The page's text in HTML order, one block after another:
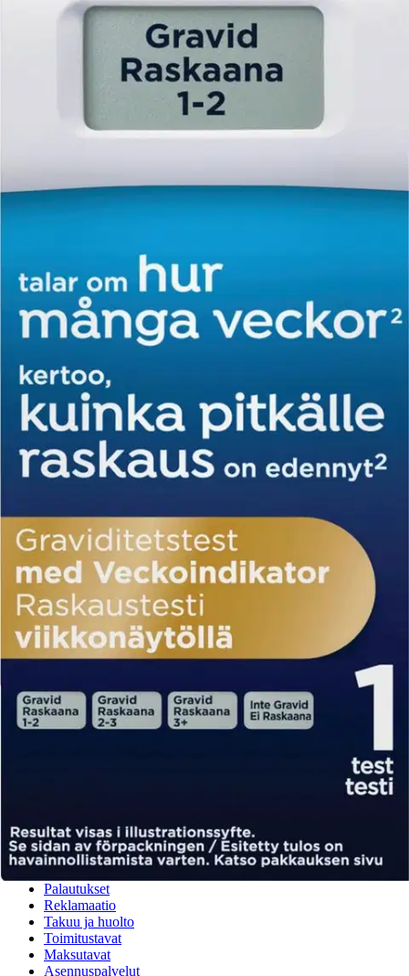
kaikkien Clearblue -raskaustestien TARKKUUS ON YLI 99 %
raskauden havaitsemisessa heti kuukautisten oletetusta
alkamispäivästä alkaen, jotta saat selkeän ja tarkan tuloksen, kun sitä
eniten tarvitset. VIIKKONÄYTTÖ: Digitaalinen Clearblue-
raskaustesti viikkonäytöllä määrittää raskauden keston YHTÄ
TARKASTI KUIN ULTRAÄÄNITUTKIMUS*: viikot
hedelmöittymisestä näkyvät näytössä muodossa 1–2, 2–3 tai 3+
(tulos pysyy näytössä noin 24 tuntia).TULOKSET ENNEN
RASKAUSHORMONIN MATALAT TASOT ja antaa tulokset 4
SELKEÄT TULOKSET. HELPPO KÄYTTÄÄ: tässä
raskaustestissä on tukeva kädensija ja leveä kärki. VARHAINEN
TULOS: varhaisen tuloksen raskaustestin voit tehdä 5 PÄIVÄÄ
ENNEN KUIN KUUKAUTISESI OVAT JÄÄNEET VÄLIIN* (4
päivää ennen kuukautisten oletettua alkamispäivää). NRO 1
MAAILMALLA: Clearblue on maailman myydyin tuotemerkki*,
Näytä lisää tuotekuvausta
Lisätietoja
Ominaisuudet
Oletko tyytyväinen tuotetietoihin?
Ovatko tuotetiedot riittävät? Jos tuotetiedoissa on puutteita tai niitä
voisi muuten parantaa, anna palautetta.
Anna palautetta,Avautuu uuteen välilehteen
Ohjeet
Ensitilaajan pikaopas
Palautukset
Reklamaatio
Takuu ja huolto
Toimitustavat
Maksutavat
Asennuspalvelut